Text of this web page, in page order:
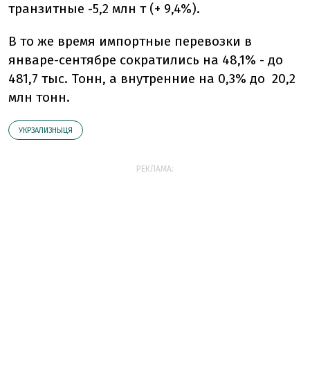
транзитные -5,2 млн т (+ 9,4%).
В то же время импортные перевозки в
январе-сентябре сократились на 48,1% - до
481,7 тыс. Тонн, а внутренние на 0,3% до 20,2
млн тонн.
УКРЗАЛИЗНЫЦЯ
РЕКЛАМА: